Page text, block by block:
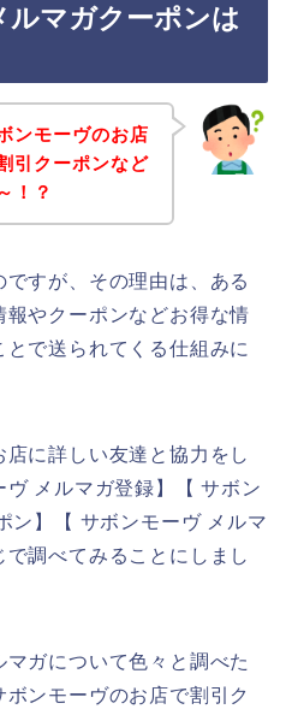
マガクーポンは
ンモーヴのお店
引クーポンなど
！？
すが、その理由は、ある
やクーポンなどお得な情
で送られてくる仕組みに
に詳しい友達と協力をし
メルマガ登録】【 サボン
ン】【 サボンモーヴ メルマ
調べてみることにしまし
ガについて色々と調べた
ンモーヴのお店で割引ク